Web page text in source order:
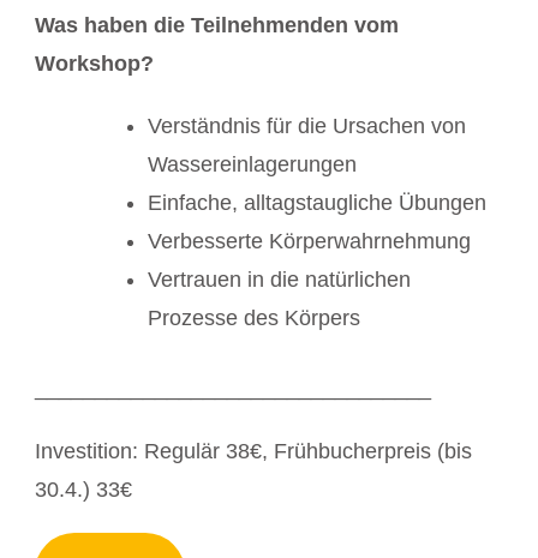
Was haben die Teilnehmenden vom
Workshop?
Verständnis für die Ursachen von
Wassereinlagerungen
Einfache, alltagstaugliche Übungen
Verbesserte Körperwahrnehmung
Vertrauen in die natürlichen
Prozesse des Körpers
Investition: Regulär 38€, Frühbucherpreis (bis
30.4.) 33€